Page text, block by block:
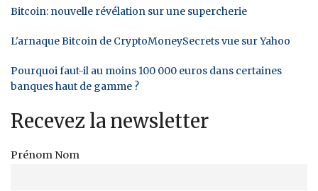
Bitcoin: nouvelle révélation sur une supercherie
L'arnaque Bitcoin de CryptoMoneySecrets vue sur Yahoo
Pourquoi faut-il au moins 100 000 euros dans certaines
banques haut de gamme ?
Recevez la newsletter
Prénom Nom